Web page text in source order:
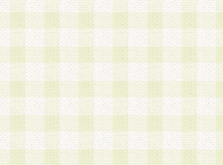
2.当社は、会員登録希望者を会員として承認する
した 場合、会員登録希望者による会員登録手続
による承認後の場合であっても、会員登録の取り
の抹消を、当社が適切と判 断する方法・手段に
とができるものとします。
3.会員登録希望者が18歳未満、成年被後見人、被
人 である場合は、親権者などの法定代理人の同
録を行うものとします。なお、義務教育学齢に該
者については、登録時に 当社が別途定める方法
権者による承認手続きを行うものとします。
第3条 会員の登録方法